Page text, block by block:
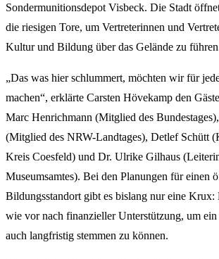
Sondermunitionsdepot Visbeck. Die Stadt
die riesigen Tore, um Vertreterinnen und
Kultur und Bildung über das Gelände zu
„Das was hier schlummert, möchten wir für
machen“, erklärte Carsten Hövekamp den
Marc Henrichmann (Mitglied des
(Mitglied des NRW-Landtages), Detlef Schütt
Kreis Coesfeld) und Dr. Ulrike Gilhaus
Museumsamtes). Bei den Planungen für einen
Bildungsstandort gibt es bislang nur eine Krux:
wie vor nach finanzieller Unterstützung, um ein
auch langfristig stemmen zu können.